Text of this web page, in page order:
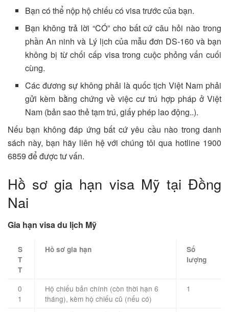
Bạn có thể nộp hộ chiếu có visa trước của bạn.
Bạn không trả lời “CÓ” cho bất cứ câu hỏi nào trong
phần An ninh và Lý lịch của mẫu đơn DS‐160 và bạn
không bị từ chối cấp visa trong cuộc phỏng vấn cuối
cùng.
Các đương sự không phải là quốc tịch Việt Nam phải
gửi kèm bằng chứng về việc cư trú hợp pháp ở Việt
Nam (bản sao thẻ tạm trú, giấy phép lao động..).
Nếu bạn không đáp ứng bất cứ yêu cầu nào trong danh
sách này, bạn hãy liên hệ với chúng tôi qua hotline 1900
6859 để được tư vấn.
Hồ sơ gia hạn visa Mỹ tại Đồng
Nai
Gia hạn visa du lịch Mỹ
S
T
T
Hồ sơ gia hạn
Số
lượng
0
1
Hộ chiếu bản chính (còn thời hạn 6
tháng), kèm hộ chiếu cũ (nếu có)
1